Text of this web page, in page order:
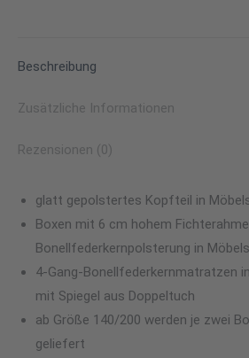
Beschreibung
Zusätzliche Informationen
Rezensionen (0)
glatt gepolstertes Kopfteil in
Boxen mit 6 cm hohem
Bonellfederkernpolsterung in
4-Gang-Bonellfederkernmatratzen
mit Spiegel aus Doppeltuch
ab Größe 140/200 werden je zwei
geliefert